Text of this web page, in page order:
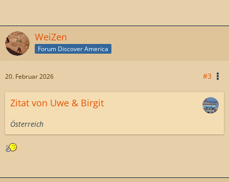
WeiZen
Forum Discover America
20. Februar 2026 #3
Zitat von Uwe & Birgit
Österreich